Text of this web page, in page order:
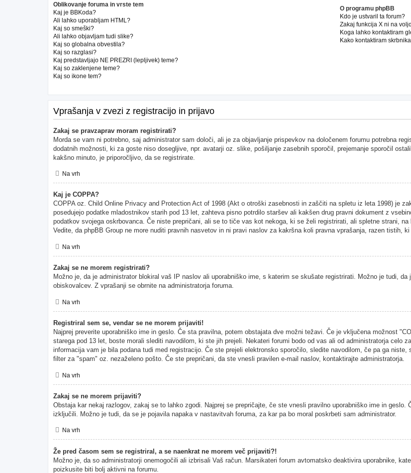
Oblikovanje foruma in vrste tem
Kaj je BBKoda?
Ali lahko uporabljam HTML?
Kaj so smeški?
Ali lahko objavljam tudi slike?
Kaj so globalna obvestila?
Kaj so razglasi?
Kaj predstavljajo NE PREZRI (lepljivek) teme?
Kaj so zaklenjene teme?
Kaj so ikone tem?
O programu phpBB
Kdo je ustvaril ta forum?
Zakaj funkcija X ni na
Koga lahko kontaktiram
Kako kontaktiram
Vprašanja v zvezi z registracijo in prijavo
Zakaj se pravzaprav moram registrirati?
Morda se vam ni potrebno, saj administrator sam določi, ali je za objavljanje prispevkov na določenem forumu potrebna
dodatnih možnosti, ki za goste niso dosegljive, npr. avatarji oz. slike, pošiljanje zasebnih sporočil, prejemanje sporočil
kakšno minuto, je priporočljivo, da se registrirate.
Na vrh
Kaj je COPPA?
COPPA oz. Child Online Privacy and Protection Act of 1998 (Akt o otroški zasebnosti in zaščiti na spletu iz leta 1998) je
posedujejo podatke mladostnikov starih pod 13 let, zahteva pisno potrdilo staršev ali kakšen drug pravni dokument z
podatkov svojega oskrbovanca. Če niste prepričani, ali se to tiče vas kot nekoga, ki se želi registrirati, ali spletne strani,
Vedite, da phpBB Group ne more nuditi pravnih nasvetov in ni pravi naslov za kakršna koli pravna vprašanja, razen tistih,
Na vrh
Zakaj se ne morem registrirati?
Možno je, da je administrator blokiral vaš IP naslov ali uporabniško ime, s katerim se skušate registrirati. Možno je tudi,
obiskovalcev. Z vprašanji se obrnite na administratorja foruma.
Na vrh
Registriral sem se, vendar se ne morem prijaviti!
Najprej preverite uporabniško ime in geslo. Če sta pravilna, potem obstajata dve možni težavi. Če je vključena možnost
starega pod 13 let, boste morali slediti navodilom, ki ste jih prejeli. Nekateri forumi bodo od vas ali od administratorja celo
informacija vam je bila podana tudi med registracijo. Če ste prejeli elektronsko sporočilo, sledite navodilom, če pa ga
filter za "spam" oz. nezaželeno pošto. Če ste prepričani, da ste vnesli pravilen e-mail naslov, kontaktirajte administratorja.
Na vrh
Zakaj se ne morem prijaviti?
Obstaja kar nekaj razlogov, zakaj se to lahko zgodi. Najprej se prepričajte, če ste vnesli pravilno uporabniško ime in
izključili. Možno je tudi, da se je pojavila napaka v nastavitvah foruma, za kar pa bo moral poskrbeti sam administrator.
Na vrh
Že pred časom sem se registriral, a se naenkrat ne morem več prijaviti?!
Možno je, da so administratorji onemogočili ali izbrisali Vaš račun. Marsikateri forum avtomatsko deaktivira uporabnike,
poizkusite biti bolj aktivni na forumu.